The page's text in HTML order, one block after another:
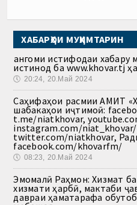
ХАБАРҲОИ МУҲИМТАРИН
Ҳангоми истифодаи хабару
истинод ба www.khovar.tj
🕔 20:24, 20.Май 2024
Саҳифаҳои расмии АМИТ
шабакаҳои иҷтимоӣ:
t.me/niatkhovar,
instagram.com/
twitter.com/niatkhovar,
facebook.com/khovarfm/
🕔 08:23, 20.Май 2024
Эмомалӣ Раҳмон: Хизмат
хизмати ҳарбӣ, мактаби
давраи ҳаматарафа